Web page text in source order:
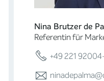
Nina Brutzer de
Referentin für
+49 221